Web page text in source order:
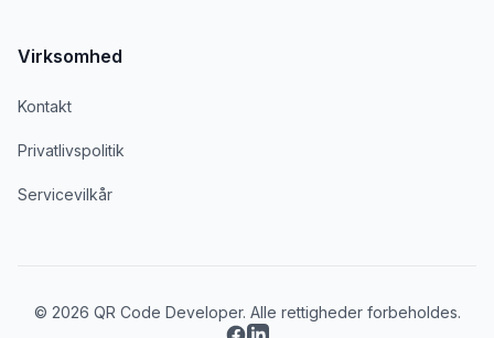
Virksomhed
Kontakt
Privatlivspolitik
Servicevilkår
© 2026 QR Code Developer. Alle rettigheder forbeholdes.